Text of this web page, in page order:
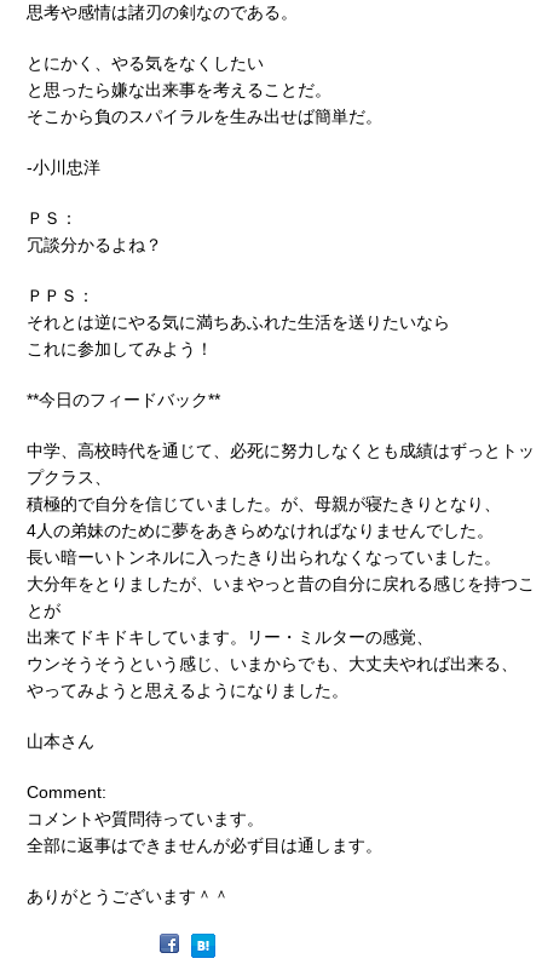
思考や感情は諸刃の剣なのである。
とにかく、やる気をなくしたい
と思ったら嫌な出来事を考えることだ。
そこから負のスパイラルを生み出せば簡単だ。
-小川忠洋
ＰＳ：
冗談分かるよね？
ＰＰＳ：
それとは逆にやる気に満ちあふれた生活を送りたいなら
これに参加してみよう！
**今日のフィードバック**
中学、高校時代を通じて、必死に努力しなくとも成績はずっとトッ
プクラス、
積極的で自分を信じていました。が、母親が寝たきりとなり、
4人の弟妹のために夢をあきらめなければなりませんでした。
長い暗ーいトンネルに入ったきり出られなくなっていました。
大分年をとりましたが、いまやっと昔の自分に戻れる感じを持つこ
とが
出来てドキドキしています。リー・ミルターの感覚、
ウンそうそうという感じ、いまからでも、大丈夫やれば出来る、
やってみようと思えるようになりました。
山本さん
Comment:
コメントや質問待っています。
全部に返事はできませんが必ず目は通します。
ありがとうございます＾＾